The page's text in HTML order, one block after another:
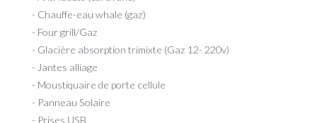
- Chauffe-eau whale (gaz)
- Four grill/Gaz
- Glacière absorption trimixte (Gaz 12- 220v)
- Jantes alliage
- Moustiquaire de porte cellule
- Panneau Solaire
- Prises USB